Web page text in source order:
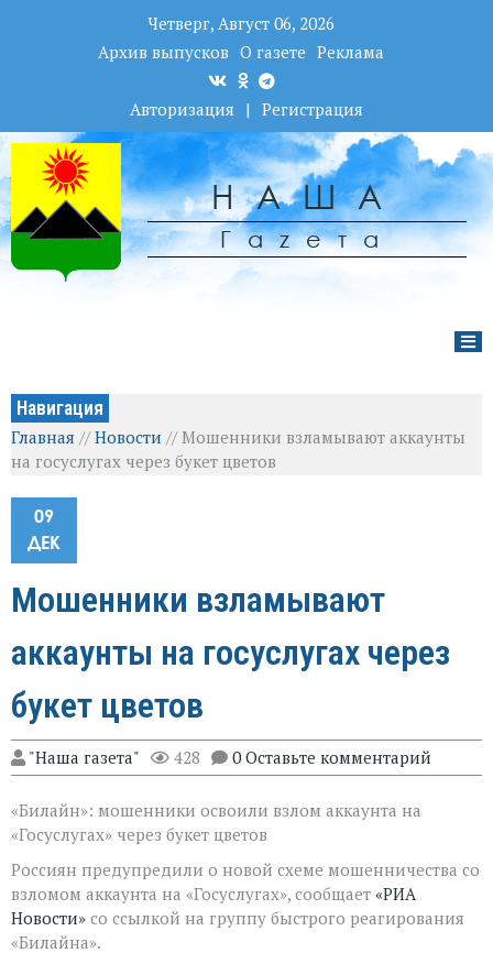
Четверг, Август 06, 2026
Архив выпусков О газете Реклама
Авторизация | Регистрация
НАША
Гаzета
Навигация
Главная //Новости // Мошенники взламывают аккаунты
на госуслугах через букет цветов
09
ДЕК
Мошенники взламывают
аккаунты на госуслугах через
букет цветов
"Наша газета" 428 0 Оставьте комментарий
«Билайн»: мошенники освоили взлом аккаунта на
«Госуслугах» через букет цветов
Россиян предупредили о новой схеме мошенничества со
взломом аккаунта на «Госуслугах», сообщает «РИА
Новости» со ссылкой на группу быстрого реагирования
«Билайна».